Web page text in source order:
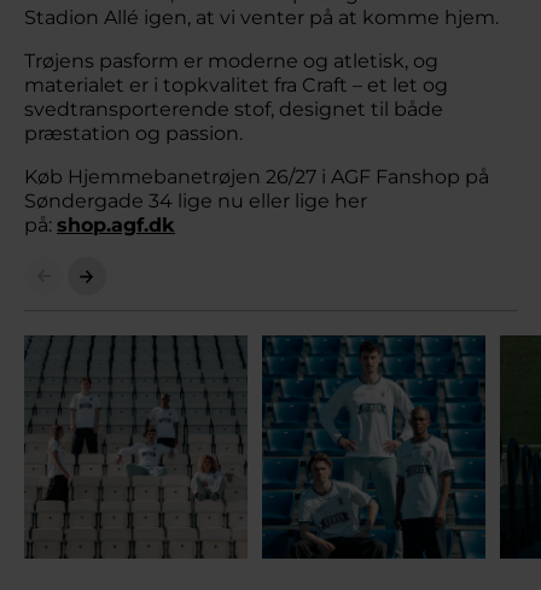
Stadion Allé igen, at vi venter på at komme hjem.
Trøjens pasform er moderne og atletisk, og
materialet er i topkvalitet fra Craft – et let og
svedtransporterende stof, designet til både
præstation og passion.
Køb Hjemmebanetrøjen 26/27 i AGF Fanshop på
Søndergade 34 lige nu eller lige her
på: shop.agf.dk